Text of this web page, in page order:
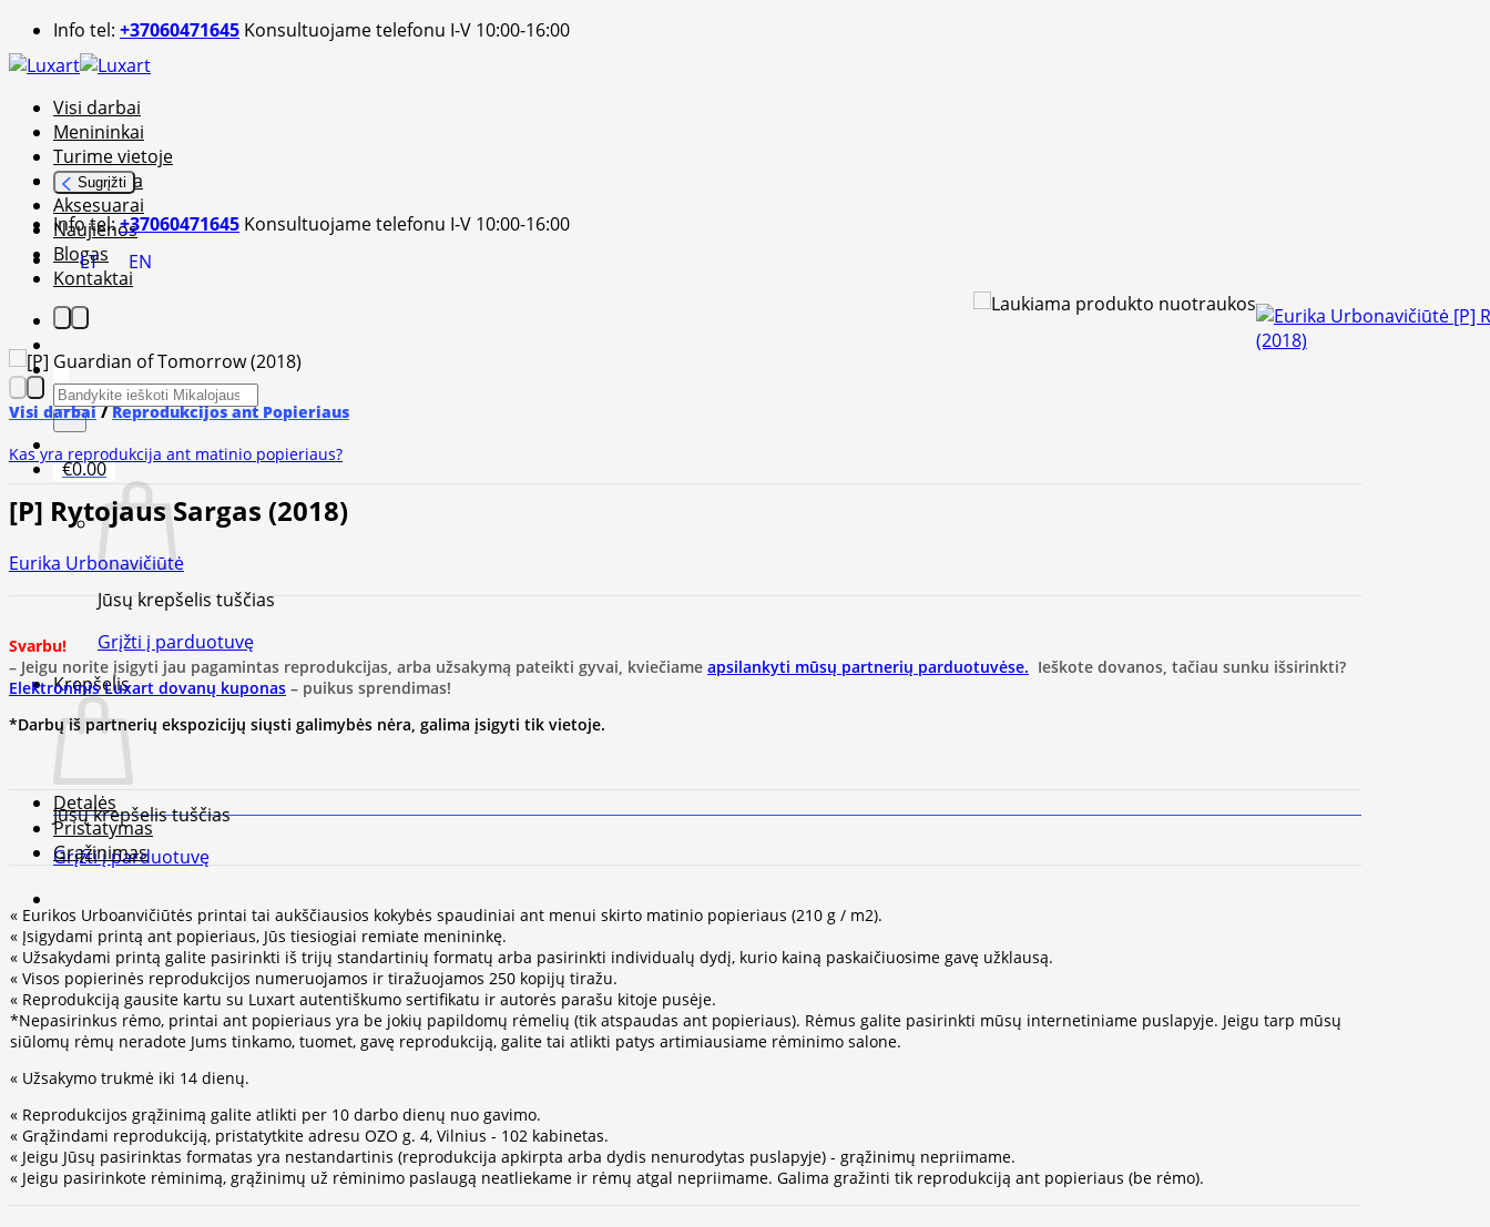
Skip
to
content
Info tel: +37060471645 Konsultuojame telefonu I-V 10:00-16:00
Visi darbai
Menininkai
Turime vietoje
Fotografija
Aksesuarai
Naujienos
Blogas
Kontaktai
Ieškoti:
€0.00
Jūsų krepšelis tuščias
Grįžti į parduotuvę
Krepšelis
Jūsų krepšelis tuščias
Grįžti į parduotuvę
Sugrįžti
Info tel:+37060471645 Konsultuojame telefonu I-V 10:00-16:00
LT
EN
Visi darbai / Reprodukcijos ant Popieriaus
Kas yra reprodukcija ant matinio popieriaus?
[P] Rytojaus Sargas (2018)
Eurika Urbonavičiūtė
Svarbu!
– Jeigu norite įsigyti jau pagamintas reprodukcijas, arba užsakymą pateikti gyvai, kviečiame apsilankyti mūsų partnerių parduotuvėse. Ieškote dovanos, tačiau sunku išsirinkti?
Elektroninis Luxart dovanų kuponas – puikus sprendimas!
*Darbų iš partnerių ekspozicijų siųsti galimybės nėra, galima įsigyti tik vietoje.
Detalės
Pristatymas
Grąžinimas
« Eurikos Urboanvičiūtės printai tai aukščiausios kokybės spaudiniai ant menui skirto matinio popieriaus (210 g / m2).
« Įsigydami printą ant popieriaus, Jūs tiesiogiai remiate menininkę.
« Užsakydami printą galite pasirinkti iš trijų standartinių formatų arba pasirinkti individualų dydį, kurio kainą paskaičiuosime gavę užklausą.
« Visos popierinės reprodukcijos numeruojamos ir tiražuojamos 250 kopijų tiražu.
« Reprodukciją gausite kartu su Luxart autentiškumo sertifikatu ir autorės parašu kitoje pusėje.
*Nepasirinkus rėmo, printai ant popieriaus yra be jokių papildomų rėmelių (tik atspaudas ant popieriaus). Rėmus galite pasirinkti mūsų internetiniame puslapyje. Jeigu tarp mūsų
siūlomų rėmų neradote Jums tinkamo, tuomet, gavę reprodukciją, galite tai atlikti patys artimiausiame rėminimo salone.
« Užsakymo trukmė iki 14 dienų.
« Reprodukcijos grąžinimą galite atlikti per 10 darbo dienų nuo gavimo.
« Grąžindami reprodukciją, pristatytkite adresu OZO g. 4, Vilnius - 102 kabinetas.
« Jeigu Jūsų pasirinktas formatas yra nestandartinis (reprodukcija apkirpta arba dydis nenurodytas puslapyje) - grąžinimų nepriimame.
« Jeigu pasirinkote rėminimą, grąžinimų už rėminimo paslaugą neatliekame ir rėmų atgal nepriimame. Galima gražinti tik reprodukciją ant popieriaus (be rėmo).